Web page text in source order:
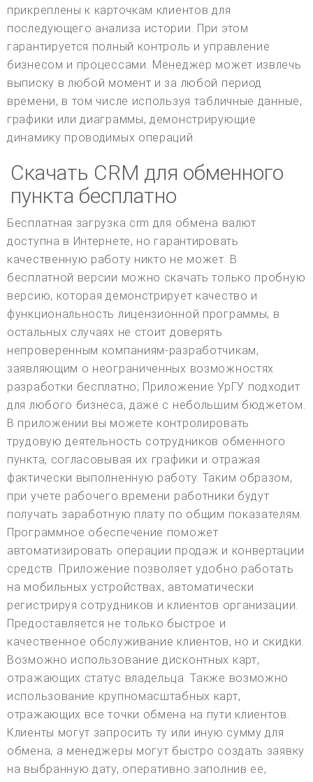
прикреплены к карточкам клиентов для
последующего анализа истории. При этом
гарантируется полный контроль и управление
бизнесом и процессами. Менеджер может извлечь
выписку в любой момент и за любой период
времени, в том числе используя табличные данные,
графики или диаграммы, демонстрирующие
динамику проводимых операций.
Скачать CRM для обменного
пункта бесплатно
Бесплатная загрузка crm для обмена валют
доступна в Интернете, но гарантировать
качественную работу никто не может. В
бесплатной версии можно скачать только пробную
версию, которая демонстрирует качество и
функциональность лицензионной программы; в
остальных случаях не стоит доверять
непроверенным компаниям-разработчикам,
заявляющим о неограниченных возможностях
разработки бесплатно; Приложение УрГУ подходит
для любого бизнеса, даже с небольшим бюджетом.
В приложении вы можете контролировать
трудовую деятельность сотрудников обменного
пункта, согласовывая их графики и отражая
фактически выполненную работу. Таким образом,
при учете рабочего времени работники будут
получать заработную плату по общим показателям.
Программное обеспечение поможет
автоматизировать операции продаж и конвертации
средств. Приложение позволяет удобно работать
на мобильных устройствах, автоматически
регистрируя сотрудников и клиентов организации.
Предоставляется не только быстрое и
качественное обслуживание клиентов, но и скидки.
Возможно использование дисконтных карт,
отражающих статус владельца. Также возможно
использование крупномасштабных карт,
отражающих все точки обмена на пути клиентов.
Клиенты могут запросить ту или иную сумму для
обмена, а менеджеры могут быстро создать заявку
на выбранную дату, оперативно заполнив ее,